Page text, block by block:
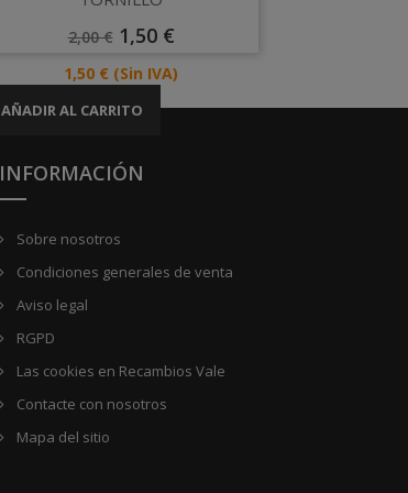
Precio
2,00 € Precio
1,50 €
Precio
1,50 € (Sin IVA)
AÑADIR AL CARRITO
INFORMACIÓN
Sobre nosotros
Condiciones generales de venta
Aviso legal
RGPD
Las cookies en Recambios Vale
Contacte con nosotros
Mapa del sitio